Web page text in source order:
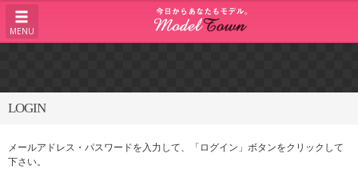
MENU
LOGIN
メールアドレス・パスワードを入力して、「ログイン」ボタンをクリックして
下さい。